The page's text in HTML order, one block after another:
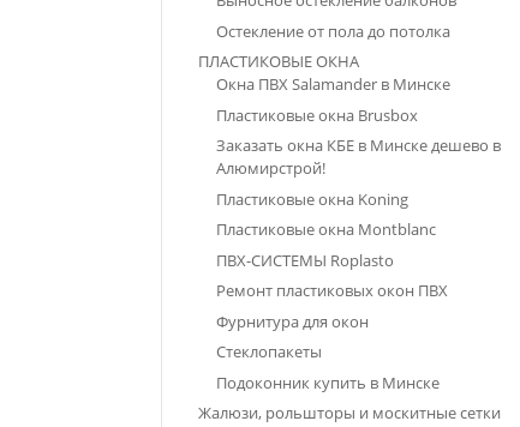
Остекление от пола до потолка
ПЛАСТИКОВЫЕ ОКНА
Окна ПВХ Salamander в Минске
Пластиковые окна Brusbox
Заказать окна КБЕ в Минске дешево в
Алюмирстрой!
Пластиковые окна Koning
Пластиковые окна Montblanc
ПВХ-СИСТЕМЫ Roplasto
Ремонт пластиковых окон ПВХ
Фурнитура для окон
Стеклопакеты
Подоконник купить в Минске
Жалюзи, рольшторы и москитные сетки